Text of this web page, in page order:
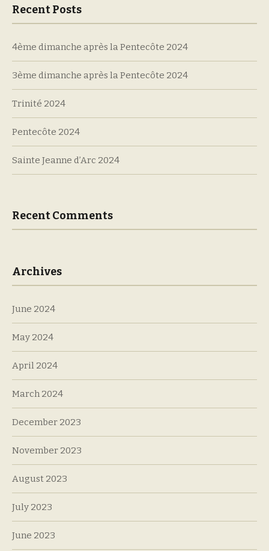
Recent Posts
4ème dimanche après la Pentecôte 2024
3ème dimanche après la Pentecôte 2024
Trinité 2024
Pentecôte 2024
Sainte Jeanne d’Arc 2024
Recent Comments
Archives
June 2024
May 2024
April 2024
March 2024
December 2023
November 2023
August 2023
July 2023
June 2023